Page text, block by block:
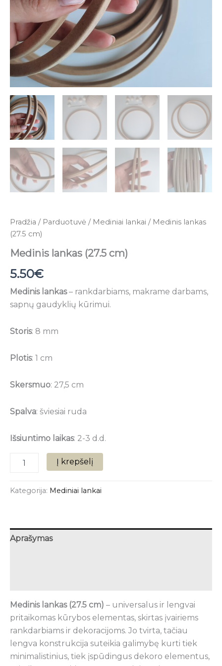
Pradžia / Parduotuvė / Mediniai lankai / Medinis lankas
(27.5 cm)
Medinis lankas (27.5 cm)
5.50€
Medinis lankas– rankdarbiams, makrame darbams,
sapnų gaudyklių kūrimui.
Storis: 8 mm
Plotis: 1 cm
Skersmuo: 27,5 cm
Spalva: šviesiai ruda
Išsiuntimo laikas: 2-3 d.d.
Į krepšelį
Kategorija: Mediniai lankai
Aprašymas
Medinis lankas (27.5 cm) – universalus ir lengvai
pritaikomas kūrybos elementas, skirtas įvairiems
rankdarbiams ir dekoracijoms. Jo tvirta, tačiau
lengva konstrukcija suteikia galimybę kurti tiek
minimalistinius, tiek įspūdingus dekoro elementus,